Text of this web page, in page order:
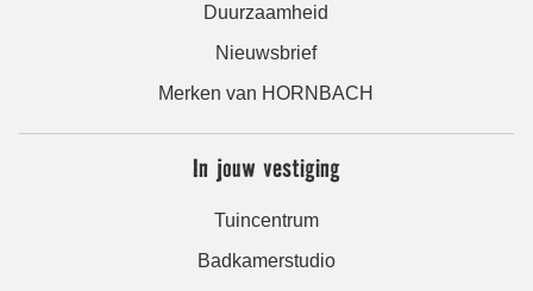
Duurzaamheid
Nieuwsbrief
Merken van HORNBACH
In jouw vestiging
Tuincentrum
Badkamerstudio